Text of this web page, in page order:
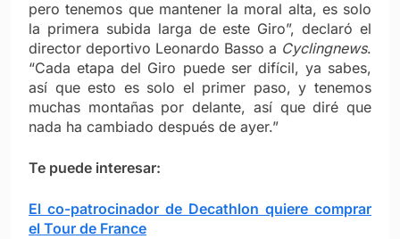
pero tenemos que mantener la moral alta, es solo
la primera subida larga de este Giro”, declaró el
director deportivo Leonardo Basso a Cyclingnews.
“Cada etapa del Giro puede ser difícil, ya sabes,
así que esto es solo el primer paso, y tenemos
muchas montañas por delante, así que diré que
nada ha cambiado después de ayer.”
Te puede interesar:
El co-patrocinador de Decathlon quiere comprar
el Tour de France